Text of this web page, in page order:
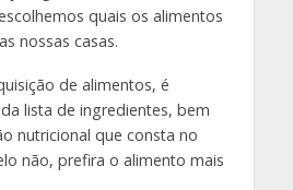
quais os alimentos
nossas casas.
de alimentos, é
lista de ingredientes, bem
nutricional que consta no
não, prefira o alimento mais